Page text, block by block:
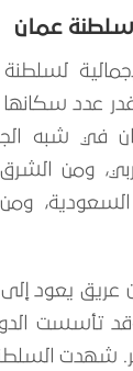
عمان
في شبه
ومن
السعودية، ومن
عريق يعود إلى
تأسست
شهدت